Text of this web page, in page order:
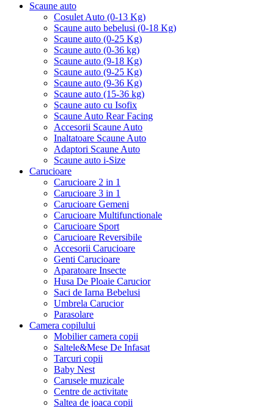
Scaune auto
Cosulet Auto (0-13 Kg)
Scaune auto bebelusi (0-18 Kg)
Scaune auto (0-25 Kg)
Scaune auto (0-36 kg)
Scaune auto (9-18 Kg)
Scaune auto (9-25 Kg)
Scaune auto (9-36 Kg)
Scaune auto (15-36 kg)
Scaune auto cu Isofix
Scaune Auto Rear Facing
Accesorii Scaune Auto
Inaltatoare Scaune Auto
Adaptori Scaune Auto
Scaune auto i-Size
Carucioare
Carucioare 2 in 1
Carucioare 3 in 1
Carucioare Gemeni
Carucioare Multifunctionale
Carucioare Sport
Carucioare Reversibile
Accesorii Carucioare
Genti Carucioare
Aparatoare Insecte
Husa De Ploaie Carucior
Saci de Iarna Bebelusi
Umbrela Carucior
Parasolare
Camera copilului
Mobilier camera copii
Saltele&Mese De Infasat
Tarcuri copii
Baby Nest
Carusele muzicale
Centre de activitate
Saltea de joaca copii